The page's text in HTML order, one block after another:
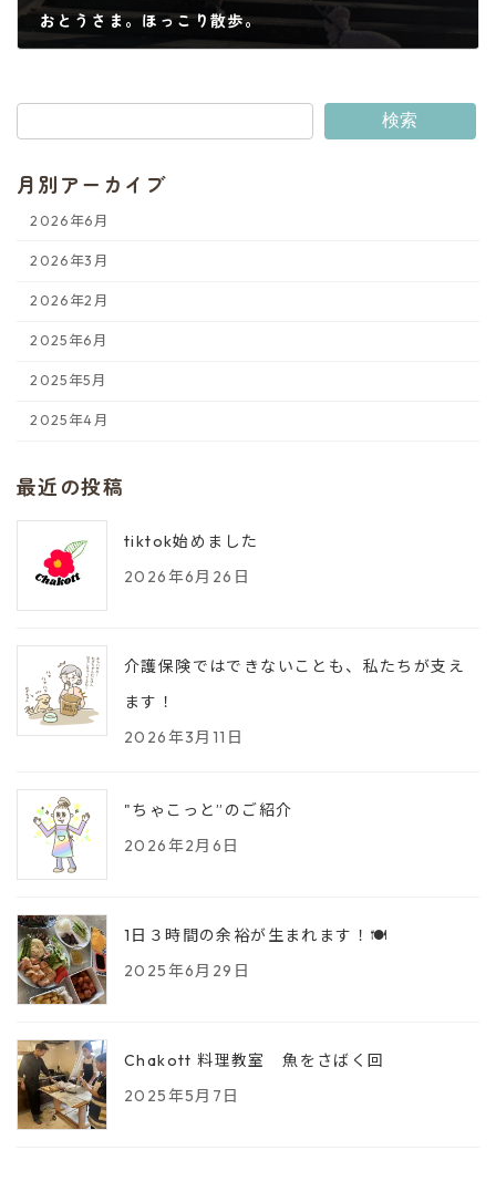
おとうさま。ほっこり散歩。
検索
月別アーカイブ
2026年6月
2026年3月
2026年2月
2025年6月
2025年5月
2025年4月
最近の投稿
tiktok始めました
2026年6月26日
介護保険ではできないことも、私たちが支え
ます！
2026年3月11日
"ちゃこっと”のご紹介
2026年2月6日
1日３時間の余裕が生まれます！🍽️
2025年6月29日
Chakott 料理教室 魚をさばく回
2025年5月7日